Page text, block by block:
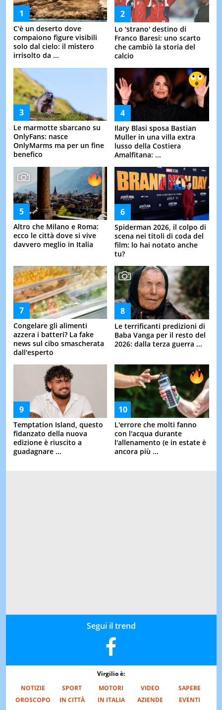
C'è un deserto dove
compaiono figure visibili
solo dal cielo: il mistero
irrisolto da ...
Lo 'strano' destino di
Franco Baresi: uno scarto
che cambiò la storia del
calcio
Le marmotte sbarcano su
OnlyFans: nasce
OnlyMarms ma per un fine
benefico
Ilary Blasi sposa Bastian
Muller in una villa extra
lusso della Costiera
Amalfitana: ...
Altro che Milano e Roma:
ecco le città dove si vive
davvero meglio in Italia
Spiderman 2026, il colpo di
scena nei titoli di coda del
film: lo hai notato anche
tu?
Congelare gli alimenti
azzera i batteri? La fake
news sul cibo smascherata
dall'esperto
Le terrificanti predizioni di
Baba Vanga per il resto del
2026: dalla terza guerra ...
Temptation Island, questo
fidanzato della nuova
edizione è riuscito a
guadagnare ...
L'errore che molti fanno
con l'acqua durante
l'allenamento (e in estate è
ancora più ...
Segui il trend
Virgilio è:
NOTIZIE
SPORT MOTORI VIDEO
SAPERE
OROSCOPO
IN CITTÀ IN ITALIA AZIENDE EVENTI